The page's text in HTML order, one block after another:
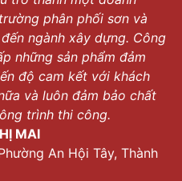
phân phối sơn và
ngành xây dựng. Công
những sản phẩm đảm
độ cam kết với khách
và luôn đảm bảo chất
trình thi công.
MAI
An Hội Tây, Thành